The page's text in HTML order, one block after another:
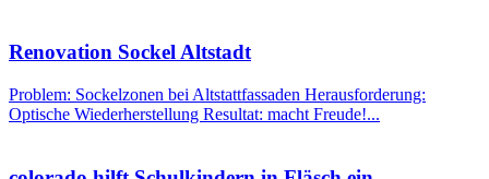
Renovation Sockel Altstadt
Problem: Sockelzonen bei Altstattfassaden Herausforderung:
Optische Wiederherstellung Resultat: macht Freude!...